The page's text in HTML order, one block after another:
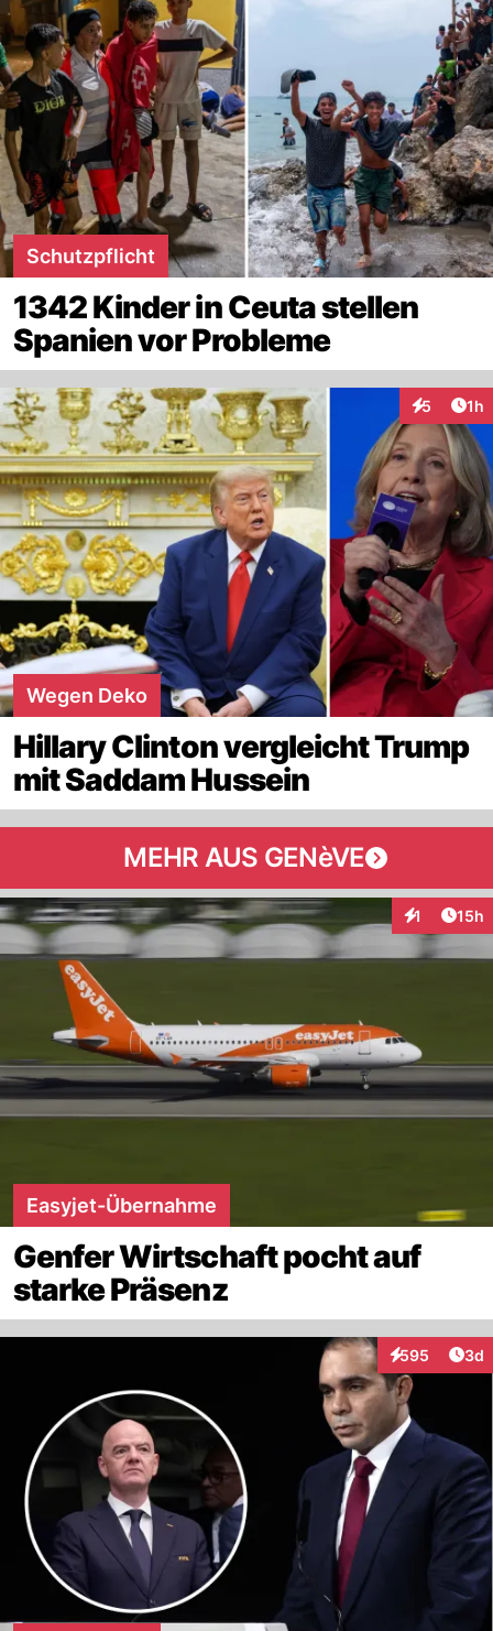
Schutzpflicht
1342 Kinder in Ceuta stellen
Spanien vor Probleme
5 1h
Wegen Deko
Hillary Clinton vergleicht Trump
mit Saddam Hussein
MEHR AUS GENèVE
1 15h
Easyjet-Übernahme
Genfer Wirtschaft pocht auf
starke Präsenz
595
Interaktionen
3d